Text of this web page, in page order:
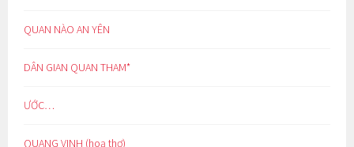
QUAN NÀO AN YÊN
DÂN GIAN QUAN THAM*
ƯỚC…
QUANG VINH (hoạ thơ)